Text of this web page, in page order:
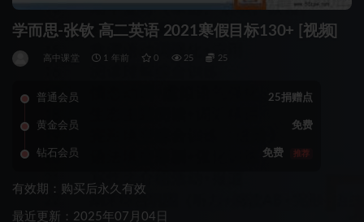
学而思-张钦 高二英语 2021寒假目标130+ [视频]
高中课堂 1 年前 0 25 25
普通会员 25捐赠点
黄金会员 免费
钻石会员 免费 推荐
有效期：购买后永久有效
最近更新：2025年07月04日